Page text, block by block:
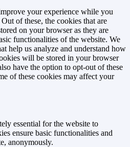
your experience while you
of these, the cookies that are
on your browser as they are
functionalities of the website. We
help us analyze and understand how
will be stored in your browser
have the option to opt-out of these
of these cookies may affect your
essential for the website to
ensure basic functionalities and
anonymously.